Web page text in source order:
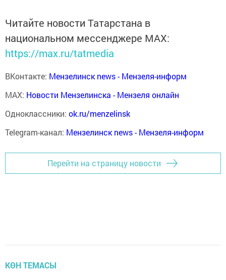
Читайте новости Татарстана в
национальном мессенджере MАХ:
https://max.ru/tatmedia
ВКонтакте: Мензелинск news - Мензеля-информ
MAX: Новости Мензелинска - Мензеля онлайн
Одноклассники: ok.ru/menzelinsk
Telegram-канал: Мензелинск news - Мензеля-информ
Перейти на страницу новости
КӨН ТЕМАСЫ